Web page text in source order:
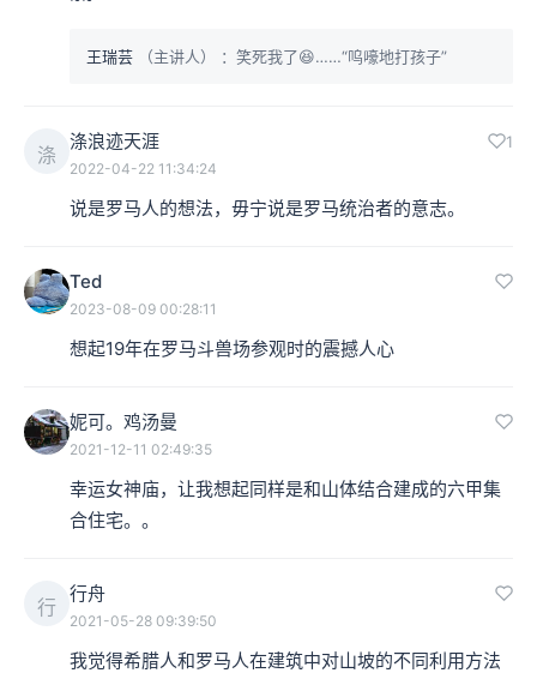
王瑞芸 （主讲人） ：笑死我了😆……“呜嚎地打孩子”
涤
涤浪迹天涯 1
2022-04-22 11:34:24
说是罗马人的想法，毋宁说是罗马统治者的意志。
Ted
2023-08-09 00:28:11
想起19年在罗马斗兽场参观时的震撼人心
妮可。鸡汤曼
2021-12-11 02:49:35
幸运女神庙，让我想起同样是和山体结合建成的六甲集
合住宅。。
行
行舟
2021-05-28 09:39:50
我觉得希腊人和罗马人在建筑中对山坡的不同利用方法